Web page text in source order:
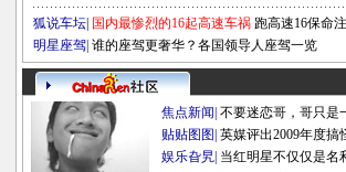
狐说车坛 国内最惨烈的16起高速车祸 跑高速16保命
明星座驾 谁的座驾更奢华？各国领导人座驾一览
焦点新闻 不要迷恋哥，哥只是
贴贴图图 英媒评出2009年度搞
娱乐旮旯 当红明星不仅仅是名